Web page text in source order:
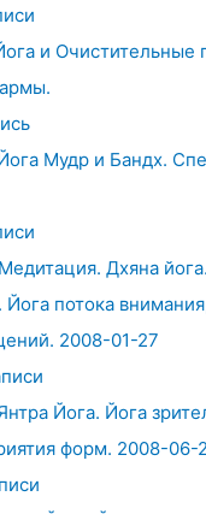
и Очистительные
Мудр и Бандх.
Дхяна
Йога потока
2008-01-27
Йога. Йога
форм. 2008-06-